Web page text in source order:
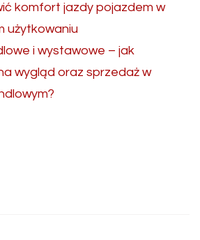
komfort jazdy pojazdem w
użytkowaniu
i wystawowe – jak
wygląd oraz sprzedaż w